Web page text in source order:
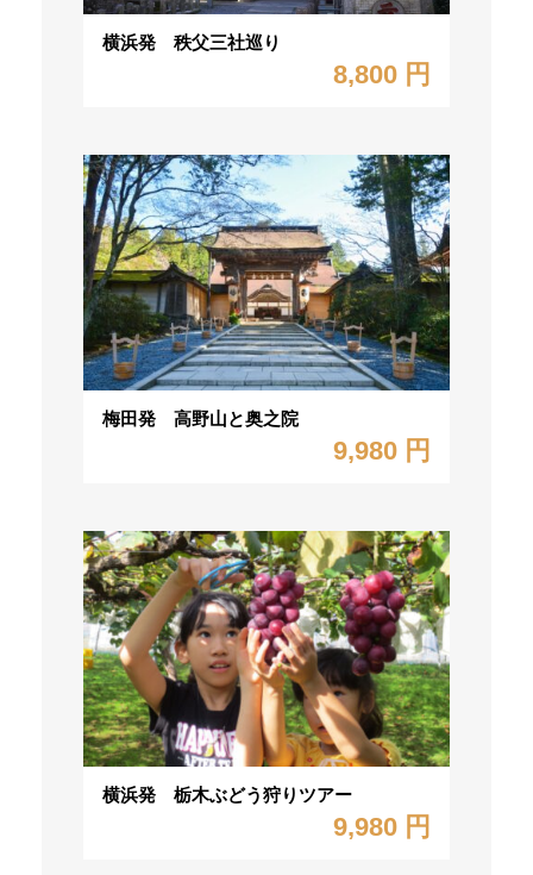
横浜発 秩父三社巡り
8,800 円
梅田発 高野山と奥之院
9,980 円
横浜発 栃木ぶどう狩りツアー
9,980 円